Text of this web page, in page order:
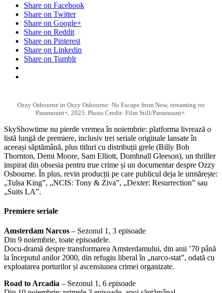
Share on Facebook
Share on Twitter
Share on Google+
Share on Reddit
Share on Pinterest
Share on Linkedin
Share on Tumblr
Ozzy Osbourne in Ozzy Osbourne: No Escape from Now, streaming on
Paramount+, 2025. Photo Credit: Film Still/Paramount+.
SkyShowtime nu pierde vremea în noiembrie: platforma livrează o
listă lungă de premiere, inclusiv trei seriale originale lansate în
aceeași săptămână, plus titluri cu distribuții grele (Billy Bob
Thornton, Demi Moore, Sam Elliott, Domhnall Gleeson), un thriller
inspirat din obsesia pentru true crime și un documentar despre Ozzy
Osbourne. În plus, revin producții pe care publicul deja le urmărește:
„Tulsa King”, „NCIS: Tony & Ziva”, „Dexter: Resurrection” sau
„Suits LA”.
Premiere seriale
Amsterdam Narcos – Sezonul 1, 3 episoade
Din 9 noiembrie, toate episoadele.
Docu-dramă despre transformarea Amsterdamului, din anii ’70 până
la începutul anilor 2000, din refugiu liberal în „narco-stat”, odată cu
exploatarea porturilor și ascensiunea crimei organizate.
Road to Arcadia – Sezonul 1, 6 episoade